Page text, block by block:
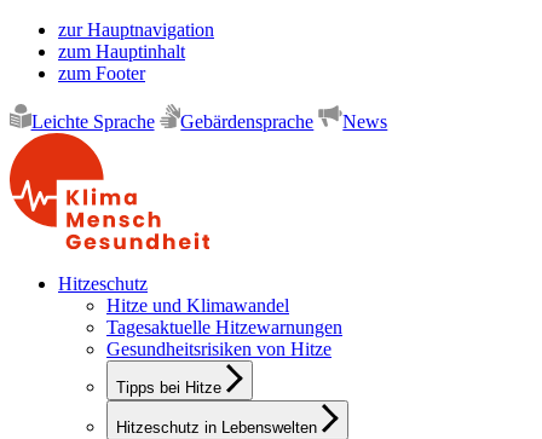
zur Hauptnavigation
zum Hauptinhalt
zum Footer
Leichte Sprache Gebärdensprache News
Hitzeschutz
Hitze und Klimawandel
Tagesaktuelle Hitzewarnungen
Gesundheitsrisiken von Hitze
Tipps bei Hitze
Hitzeschutz in Lebenswelten